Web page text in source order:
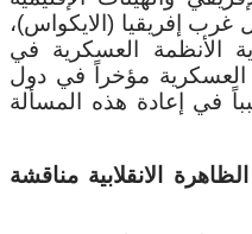
غرب إفريقيا (الايكواس)،
الأنظمة العسكرية في
العسكرية مؤخراً في دول
في إعادة هذه المسألة
الانقلابية مناقشة